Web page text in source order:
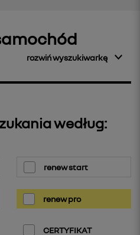
rozwiń wyszukiwarkę
według:
renew start
renew pro
CERTYFIKAT